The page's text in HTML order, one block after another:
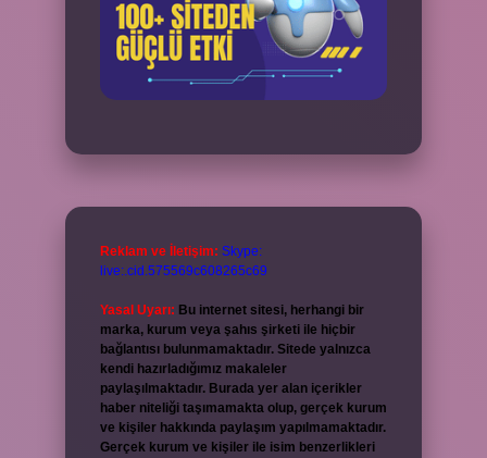
Reklam ve İletişim: Skype:
live:.cid.575569c608265c69
Yasal Uyarı: Bu internet sitesi, herhangi bir
marka, kurum veya şahıs şirketi ile hiçbir
bağlantısı bulunmamaktadır. Sitede yalnızca
kendi hazırladığımız makaleler
paylaşılmaktadır. Burada yer alan içerikler
haber niteliği taşımamakta olup, gerçek kurum
ve kişiler hakkında paylaşım yapılmamaktadır.
Gerçek kurum ve kişiler ile isim benzerlikleri